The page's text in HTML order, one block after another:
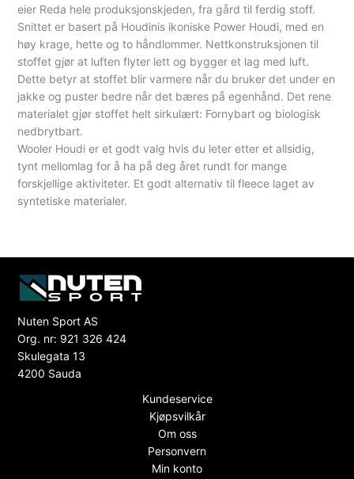
eier Reda hele produksjonskjeden, fra gård til ferdig stoff.
Snittet er basert på Houdinis ikoniske Power Houdi, med en
høy krage, hette og to håndlommer. Nettkonstruksjonen til
stoffet gjør at luften flyter lett og bygger et lag med luft.
Dette betyr at stoffet blir varmere når du bruker det under en
jakke og puster bedre når det bæres på egenhånd. Det rene
materialet gjør stoffet helt sirkulært: Fornybart og biologisk
nedbrytbart.
Wooler Houdi er et godt valg hvis du leter etter et allsidig,
tynt mellomlag for å ha på deg året rundt for mange
forskjellige aktiviteter. Et godt alternativ til fleece laget av
syntetiske materialer.
Nuten Sport AS
Org. nr: 921 326 424
Skulegata 13
4200 Sauda
Kundeservice
Kjøpsvilkår
Om oss
Personvern
Min konto